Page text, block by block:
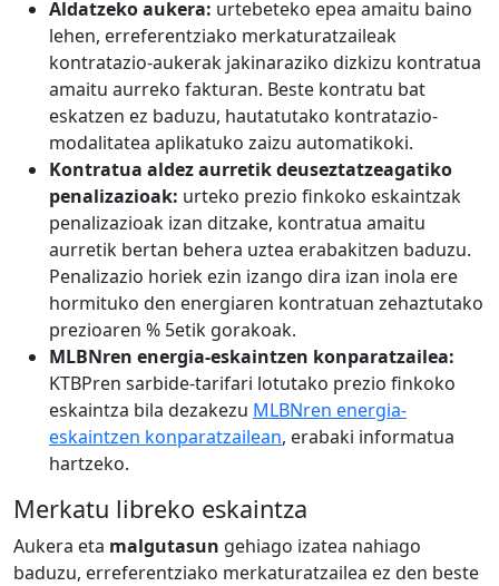
Aldatzeko aukera: urtebeteko epea amaitu baino
lehen, erreferentziako merkaturatzaileak
kontratazio-aukerak jakinaraziko dizkizu kontratua
amaitu aurreko fakturan. Beste kontratu bat
eskatzen ez baduzu, hautatutako kontratazio-
modalitatea aplikatuko zaizu automatikoki.
Kontratua aldez aurretik deuseztatzeagatiko
penalizazioak: urteko prezio finkoko eskaintzak
penalizazioak izan ditzake, kontratua amaitu
aurretik bertan behera uztea erabakitzen baduzu.
Penalizazio horiek ezin izango dira izan inola ere
hormituko den energiaren kontratuan zehaztutako
prezioaren % 5etik gorakoak.
MLBNren energia-eskaintzen konparatzailea:
KTBPren sarbide-tarifari lotutako prezio finkoko
eskaintza bila dezakezu MLBNren energia-
eskaintzen konparatzailean, erabaki informatua
hartzeko.
Merkatu libreko eskaintza
Aukera eta malgutasun gehiago izatea nahiago
baduzu, erreferentziako merkaturatzailea ez den beste